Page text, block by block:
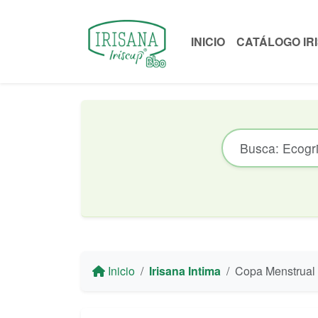
INICIO CATÁLOGO
Inicio Irisana Intima Copa Menstrual Iriscup Talla